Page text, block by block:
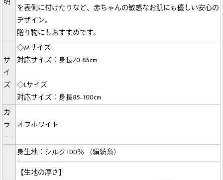
を表側に付けたりなど、赤ちゃんの敏感なお肌にも優しい安心の
デザイン。
贈り物にもおすすめです。
サ
イ
ズ
◇Mサイズ
対応サイズ：身長70-85cm
◇Lサイズ
対応サイズ：身長85-100cm
カ
ラ
ー
オフホワイト
身生地：シルク100％ （絹紡糸）
【生地の厚さ】